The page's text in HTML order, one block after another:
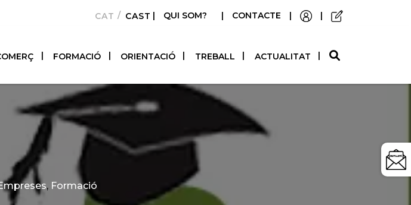
CATALÀCASTELLANO
| QUI SOM? | CONTACTE | |
FORMACIÓ ORIENTACIÓ TREBALL ACTUALITAT
Categories
, Formació